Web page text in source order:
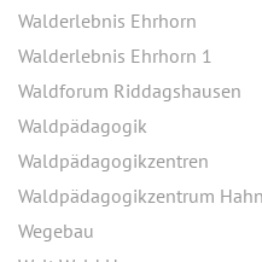
Walderlebnis Ehrhorn
Walderlebnis Ehrhorn 1
Waldforum Riddagshausen
Waldpädagogik
Waldpädagogikzentren
Waldpädagogikzentrum
Wegebau